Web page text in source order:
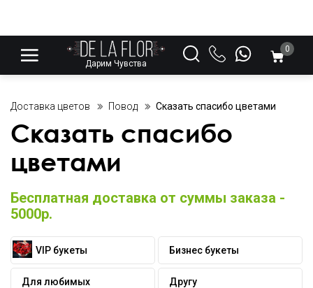
Дарим Чувства
0
Доставка цветов Повод Сказать спасибо цветами
Сказать спасибо
цветами
Бесплатная доставка от суммы заказа -
5000р.
VIP букеты Бизнес букеты
Для любимых Другу